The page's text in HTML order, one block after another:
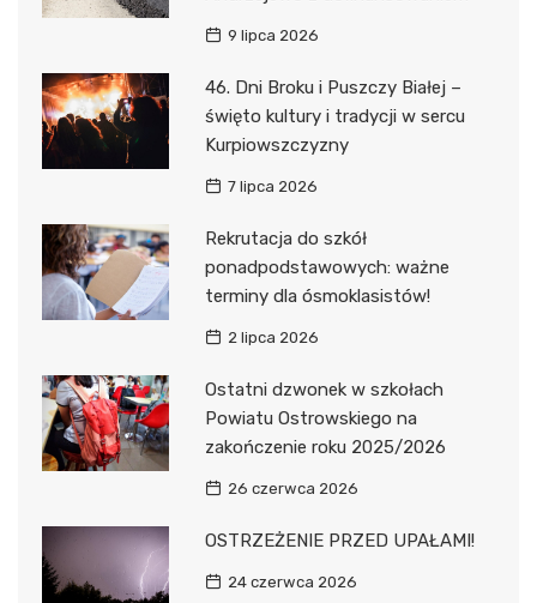
9 lipca 2026
46. Dni Broku i Puszczy Białej –
święto kultury i tradycji w sercu
Kurpiowszczyzny
7 lipca 2026
Rekrutacja do szkół
ponadpodstawowych: ważne
terminy dla ósmoklasistów!
2 lipca 2026
Ostatni dzwonek w szkołach
Powiatu Ostrowskiego na
zakończenie roku 2025/2026
26 czerwca 2026
OSTRZEŻENIE PRZED UPAŁAMI!
24 czerwca 2026